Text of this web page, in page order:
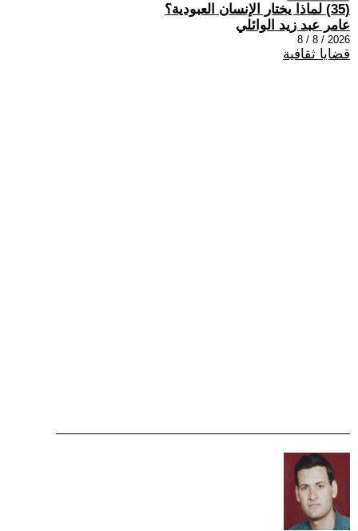
(35) لماذا يختار الإنسان العبودية؟
عامر عبد زيد الوائلي
2026 / 8 / 8
قضايا ثقافية